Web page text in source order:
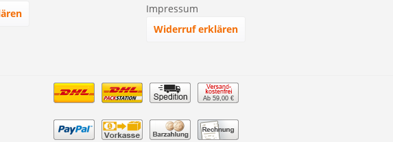
Impressum
Widerruf erklären
Ab 59,00 €